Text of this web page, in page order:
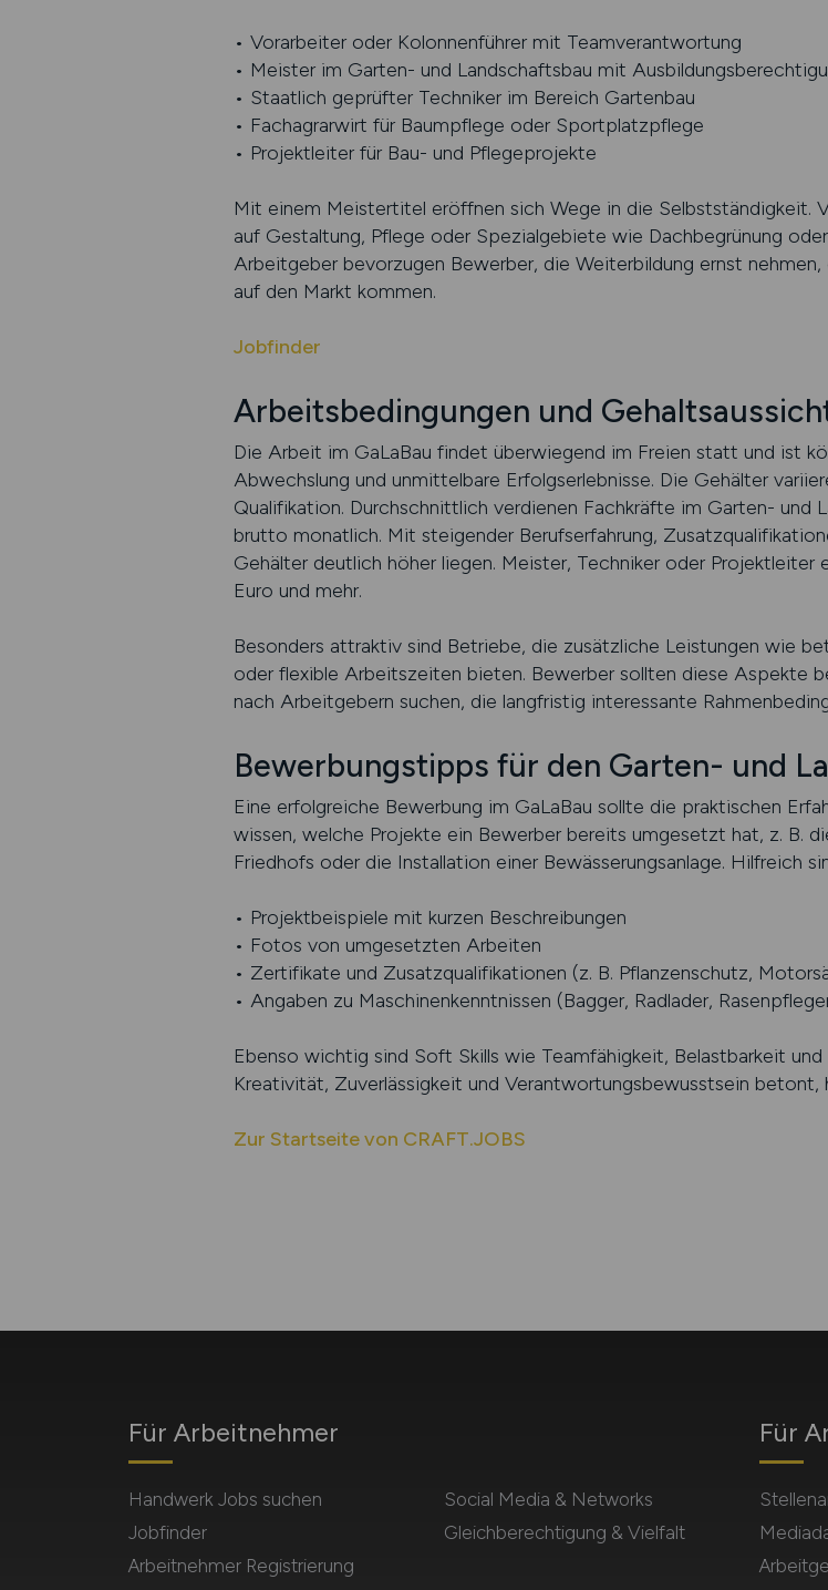
• Vorarbeiter oder Kolonnenführer mit Teamverantwortung
• Meister im Garten- und Landschaftsbau mit
• Staatlich geprüfter Techniker im Bereich Gartenbau
• Fachagrarwirt für Baumpflege oder Sportplatzpflege
• Projektleiter für Bau- und Pflegeprojekte
Mit einem Meistertitel eröffnen sich Wege in die Selbstständigkeit.
auf Gestaltung, Pflege oder Spezialgebiete wie Dachbegrünung
Arbeitgeber bevorzugen Bewerber, die Weiterbildung ernst
auf den Markt kommen.
Jobfinder
Arbeitsbedingungen und
Die Arbeit im GaLaBau findet überwiegend im Freien statt und ist
Abwechslung und unmittelbare Erfolgserlebnisse. Die Gehälter
Qualifikation. Durchschnittlich verdienen Fachkräfte im Garten-
brutto monatlich. Mit steigender Berufserfahrung,
Gehälter deutlich höher liegen. Meister, Techniker oder
Euro und mehr.
Besonders attraktiv sind Betriebe, die zusätzliche Leistungen wie
oder flexible Arbeitszeiten bieten. Bewerber sollten diese Aspekte
nach Arbeitgebern suchen, die langfristig interessante
Bewerbungstipps für den Garten- und
Eine erfolgreiche Bewerbung im GaLaBau sollte die praktischen
wissen, welche Projekte ein Bewerber bereits umgesetzt hat, z. B.
Friedhofs oder die Installation einer Bewässerungsanlage. Hilfreich
• Projektbeispiele mit kurzen Beschreibungen
• Fotos von umgesetzten Arbeiten
• Zertifikate und Zusatzqualifikationen (z. B. Pflanzenschutz,
• Angaben zu Maschinenkenntnissen (Bagger, Radlader,
Ebenso wichtig sind Soft Skills wie Teamfähigkeit, Belastbarkeit
Kreativität, Zuverlässigkeit und Verantwortungsbewusstsein betont,
Zur Startseite von CRAFT.JOBS
Für Arbeitnehmer
Handwerk Jobs suchen
Jobfinder
Arbeitnehmer Registrierung
Social Media & Networks
Gleichberechtigung & Vielfalt
Für